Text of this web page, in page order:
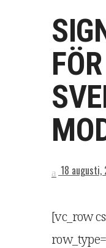
FÖR
18 augusti,
[vc_row